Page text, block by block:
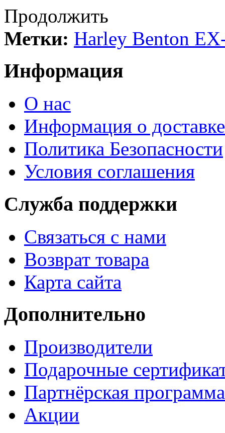
Продолжить
Метки: Harley Benton
Информация
О нас
Информация о доставке
Политика Безопасности
Условия соглашения
Служба поддержки
Связаться с нами
Возврат товара
Карта сайта
Дополнительно
Производители
Подарочные
Партнёрская программа
Акции